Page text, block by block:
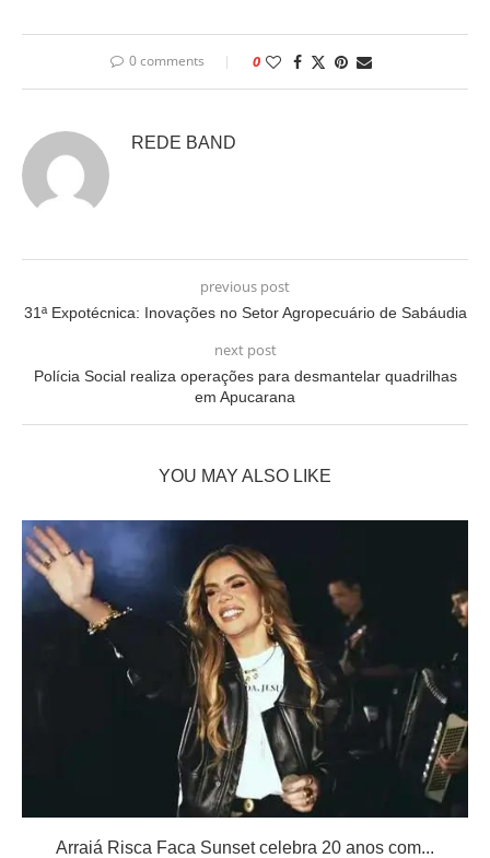
0 comments 0
REDE BAND
previous post
31ª Expotécnica: Inovações no Setor Agropecuário de Sabáudia
next post
Polícia Social realiza operações para desmantelar quadrilhas
em Apucarana
YOU MAY ALSO LIKE
Arraiá Risca Faca Sunset celebra 20 anos com...